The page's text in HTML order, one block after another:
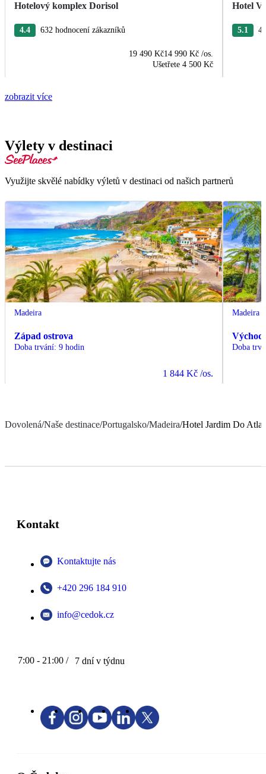
Hotelový komplex Dorisol
4.4 632 hodnocení zákazníků
19 490 Kč14 990 Kč /os.
Ušetřete 4 500 Kč
Hotel
5.1
zobrazit více
Výlety v destinaci
Využijte skvělé nabídky výletů v destinaci od našich partnerů
Madeira
Západ ostrova
Doba trvání: 9 hodin
1 844 Kč /os.
Madeira
Východ
Doba
Dovolená/Naše destinace/Portugalsko/Madeira/Hotel Jardim Do
Kontakt
Kontaktujte nás
+420 296 184 910
info@cedok.cz
7:00 - 21:00 / 7 dní v týdnu